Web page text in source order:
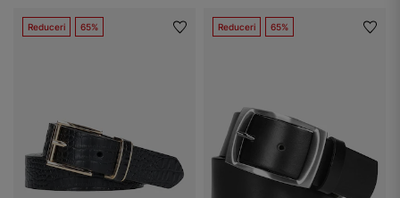
Reduceri 65% Reduceri 65%